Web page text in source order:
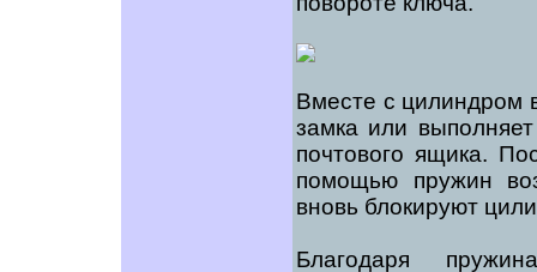
Вместе с цилиндром
замка или
почтового ящика.
помощью пружин
вновь блокируют
Благодаря